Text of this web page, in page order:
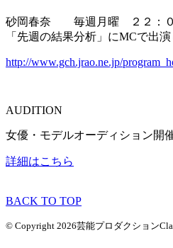
砂岡春奈 毎週月曜 ２２：０
「先週の結果分析」にMCで出演
http://www.gch.jrao.ne.jp/
AUDITION
女優・モデルオーディション開
詳細はこちら
BACK TO TOP
© Copyright 2026芸能プロダクション